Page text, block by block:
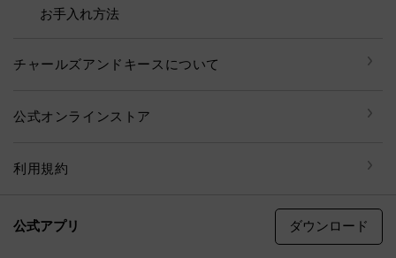
お手入れ方法
チャールズアンドキースについて
公式オンラインストア
利用規約
公式アプリ ダウンロード